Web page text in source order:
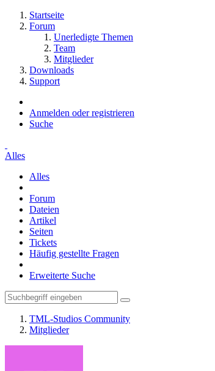
Startseite
Forum
Unerledigte Themen
Team
Mitglieder
Downloads
Support
Anmelden oder registrieren
Suche
Alles
Alles
Forum
Dateien
Artikel
Seiten
Tickets
Häufig gestellte Fragen
Erweiterte Suche
TML-Studios Community
Mitglieder